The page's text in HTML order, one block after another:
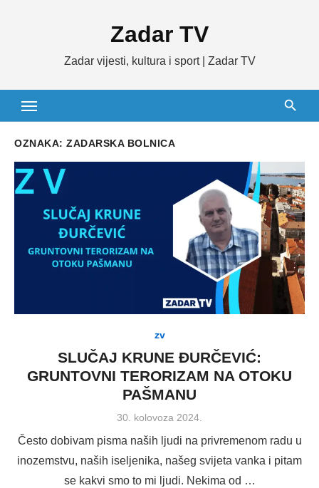
Zadar TV
Zadar vijesti, kultura i sport | Zadar TV
OZNAKA: ZADARSKA BOLNICA
zv
SLUČAJ KRUNE ĐURČEVIĆ:
GRUNTOVNI TERORIZAM NA OTOKU
PAŠMANU
Posted
30. kolovoza 2024.
Često dobivam pisma naših ljudi na privremenom radu u
inozemstvu, naših iseljenika, našeg svijeta vanka i pitam
se kakvi smo to mi ljudi. Nekima od …